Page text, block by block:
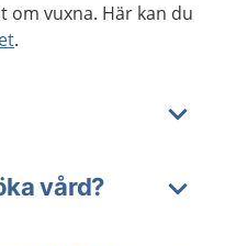
om vuxna. Här kan du
.
vård?